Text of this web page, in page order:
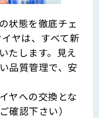
状態を徹底チェ
ヤは、すべて新
たします。見え
品質管理で、安
ヤへの交換とな
確認下さい）